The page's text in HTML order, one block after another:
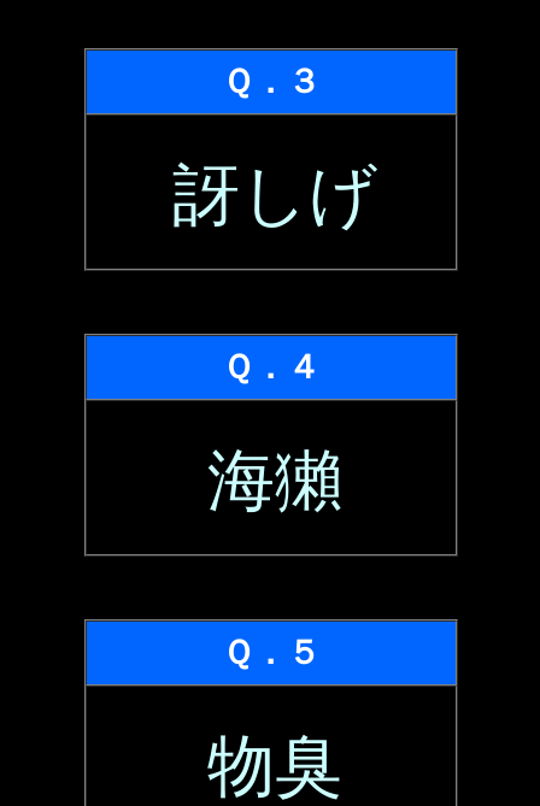
Ｑ．３
訝しげ
Ｑ．４
海獺
Ｑ．５
物臭